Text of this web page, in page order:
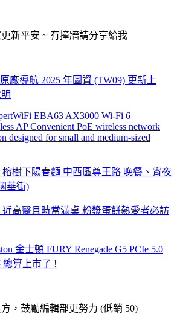
新平安 ~ 有撞牆請分享給我
廠導航 2025 年圖資 (TW09) 更新上
EBA63 AX3000 Wi-Fi 6
AP Convenient PoE wireless network
designed for small and medium-sized
樹下陽春麵 中西區尊王路 晚餐、宵夜
華街)
高醫且時常滿桌 粉漿蛋餅熱愛者必訪
金士頓 FURY Renegade G5 PCIe 5.0
總算上市了 !
，鼓勵編輯部更努力 (低銷 50)